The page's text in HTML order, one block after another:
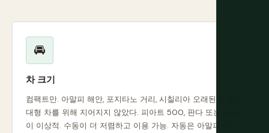
🚘
차 크기
컴팩트만. 아말피 해안, 포지타노 거리, 시칠리아 오래된 마을은
대형 차를 위해 지어지지 않았다. 피아트 500, 판다 또는 동급
이 이상적. 수동이 더 저렴하고 이용 가능. 자동은 아말피 해안